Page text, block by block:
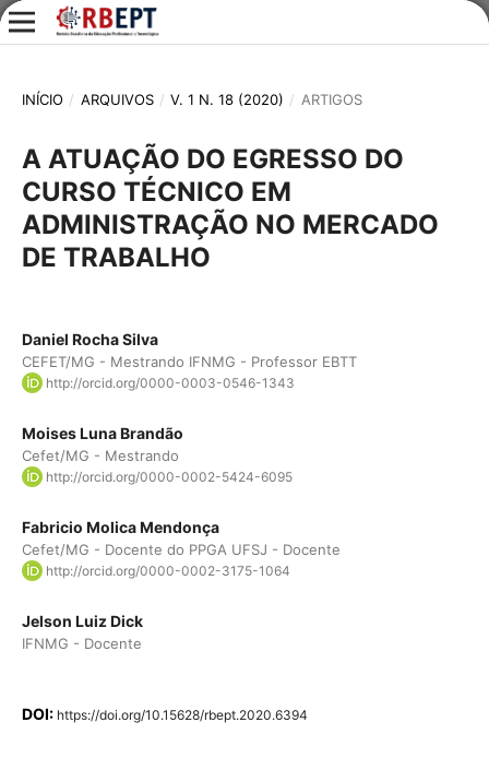
INÍCIO / ARQUIVOS / V. 1 N. 18 (2020) / ARTIGOS
A ATUAÇÃO DO EGRESSO DO
CURSO TÉCNICO EM
ADMINISTRAÇÃO NO MERCADO
DE TRABALHO
Daniel Rocha Silva
CEFET/MG - Mestrando IFNMG - Professor EBTT
http://orcid.org/0000-0003-0546-1343
Moises Luna Brandão
Cefet/MG - Mestrando
http://orcid.org/0000-0002-5424-6095
Fabricio Molica Mendonça
Cefet/MG - Docente do PPGA UFSJ - Docente
http://orcid.org/0000-0002-3175-1064
Jelson Luiz Dick
IFNMG - Docente
DOI: https://doi.org/10.15628/rbept.2020.6394